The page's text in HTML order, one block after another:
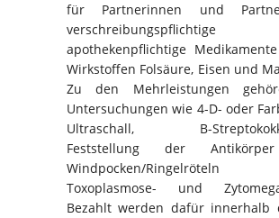
für Partnerinnen und
apothekenpflichtige
Wirkstoffen Folsäure, Eisen und
Zu den Mehrleistungen
Untersuchungen wie 4-D- oder
Ultraschall, B-
Feststellung der
Windpocken/
Toxoplasmose- und
Bezahlt werden dafür innerhalb